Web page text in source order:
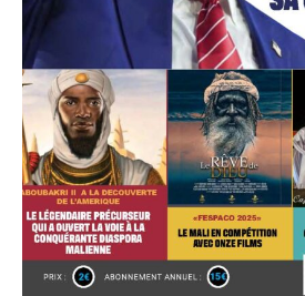
Quelques articles
Annonces
Tous les articles
Le magazine
CHOISIR LE FORFAIT